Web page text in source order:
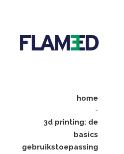
home
-
3d printing: de
basics
gebruikstoepassing